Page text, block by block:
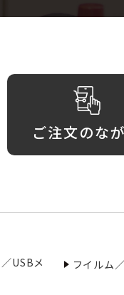
ご注文のな
USBメ
フイルム